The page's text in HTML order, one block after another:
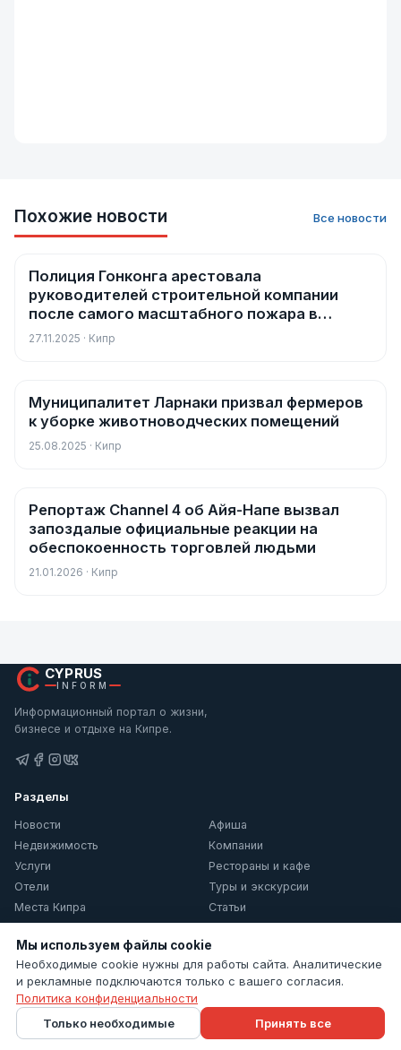
Похожие новости Все новости
Новости
Полиция Гонконга арестовала
руководителей строительной компании
после самого масштабного пожара в
городе за 76 лет
27.11.2025 · Кипр
Новости
Муниципалитет Ларнаки призвал фермеров
к уборке животноводческих помещений
25.08.2025 · Кипр
Новости
Репортаж Channel 4 об Айя-Напе вызвал
запоздалые официальные реакции на
обеспокоенность торговлей людьми
21.01.2026 · Кипр
CYPRUS
INFORM
Информационный портал о жизни,
бизнесе и отдыхе на Кипре.
Разделы
Новости
Афиша
Недвижимость
Компании
Услуги
Рестораны и кафе
Отели
Туры и экскурсии
Места Кипра
Статьи
Информация
Контакты
Политика конфиденциальности
Настройки cookie
Мы используем файлы cookie
Необходимые cookie нужны для работы сайта. Аналитические
и рекламные подключаются только с вашего согласия.
Политика конфиденциальности
Только необходимые Принять все